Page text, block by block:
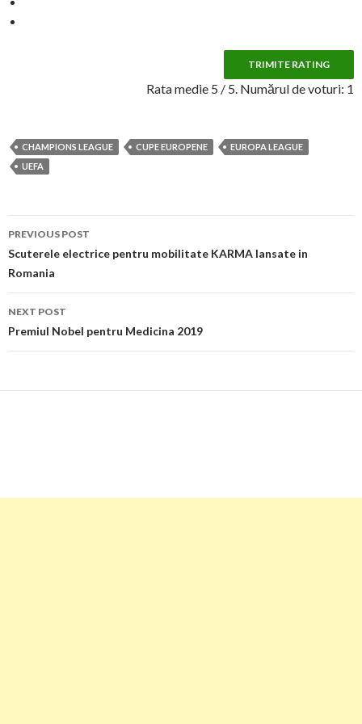
TRIMITE RATING
Rata medie 5 / 5. Numărul de voturi: 1
CHAMPIONS LEAGUE CUPE EUROPENE
EUROPA LEAGUE
UEFA
Post
navigation
PREVIOUS POST
Scuterele electrice pentru mobilitate KARMA lansate in
Romania
NEXT POST
Premiul Nobel pentru Medicina 2019